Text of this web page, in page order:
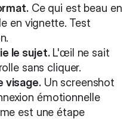
Ce qui est beau en
en vignette. Test
le sujet.L'œil ne sait
sans cliquer.
visage.Un screenshot
émotionnelle
est une étape